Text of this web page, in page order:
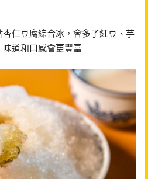
仁豆腐綜合冰，會多了紅豆、芋
道和口感會更豐富